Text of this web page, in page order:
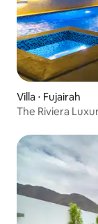
Villa ⋅ Fujairah
The Riviera